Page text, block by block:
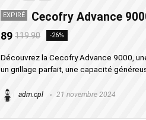
EXPIRÉ Cecofry Advance
89 119.90 -26%
Découvrez la Cecofry Advance 9000,
un grillage parfait, une capacité
adm.cpl 21 novembre 2024